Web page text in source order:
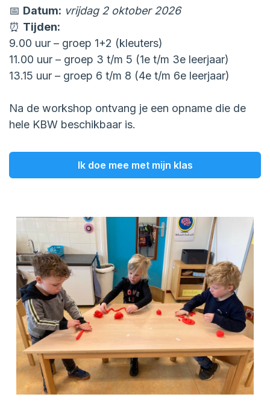
📅 Datum: vrijdag 2 oktober 2026
⏰ Tijden:
9.00 uur – groep 1+2 (kleuters)
11.00 uur – groep 3 t/m 5 (1e t/m 3e leerjaar)
13.15 uur – groep 6 t/m 8 (4e t/m 6e leerjaar)
Na de workshop ontvang je een opname die de
hele KBW beschikbaar is.
Ik doe mee met mijn klas